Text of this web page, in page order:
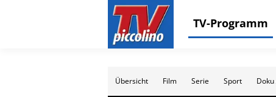
TV-Programm
Übersicht Film Serie Sport